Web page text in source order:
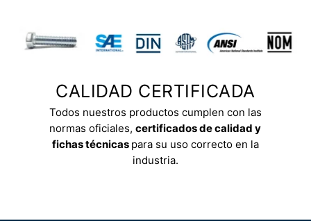
CALIDAD CERTIFICADA
Todos nuestros productos cumplen con las
normas oficiales,certificados de calidad y
fichas técnicas para su uso correcto en la
industria.